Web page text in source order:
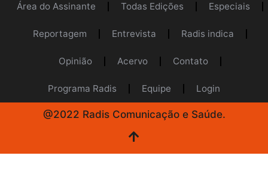
Área do Assinante Todas Edições Especiais
Reportagem Entrevista Radis indica
Opinião Acervo Contato
Programa Radis Equipe Login
@2022 Radis Comunicação e Saúde.